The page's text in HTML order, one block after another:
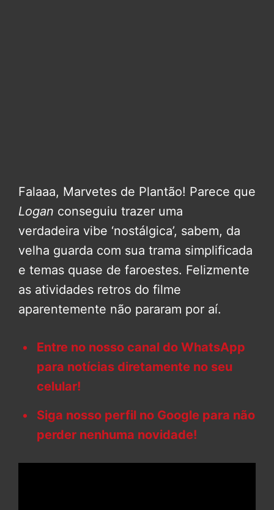
Falaaa, Marvetes de Plantão! Parece que
Logan conseguiu trazer uma
verdadeira vibe ‘nostálgica’, sabem, da
velha guarda com sua trama simplificada
e temas quase de faroestes. Felizmente
as atividades retros do filme
aparentemente não pararam por aí.
Entre no nosso canal do WhatsApp
para notícias diretamente no seu
celular!
Siga nosso perfil no Google para não
perder nenhuma novidade!